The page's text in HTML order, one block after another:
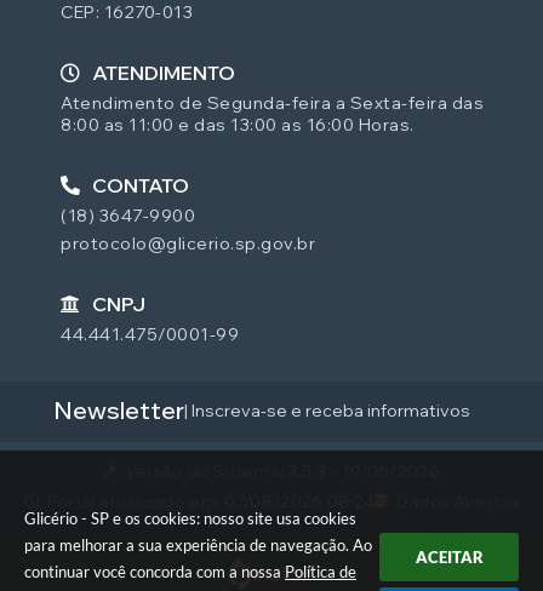
Glicério - SP e os cookies: nosso site usa cookies
para melhorar a sua experiência de navegação. Ao
continuar você concorda com a nossa Política de
ACEITAR
CEP: 16270-013
CONTATO
(18) 3647-9900
protocolo@glicerio.sp.gov.br
ATENDIMENTO
Atendimento de Segunda-feira a Sexta-feira das
8:00 as 11:00 e das 13:00 as 16:00 Horas.
CNPJ
44.441.475/0001-99
Newsletter| Inscreva-se e receba informativos